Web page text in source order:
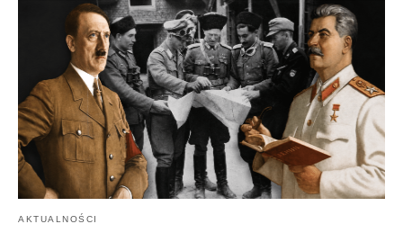
AKTUALNOŚCI